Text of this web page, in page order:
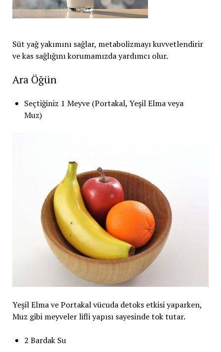
Süt yağ yakımını sağlar, metabolizmayı kuvvetlendirir
ve kas sağlığını korumamızda yardımcı olur.
Ara Öğün
Seçtiğiniz 1 Meyve (Portakal, Yeşil Elma veya
Muz)
Yeşil Elma ve Portakal vücuda detoks etkisi yaparken,
Muz gibi meyveler lifli yapısı sayesinde tok tutar.
2 Bardak Su